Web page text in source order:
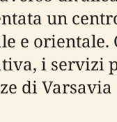
un
e orientale.
i servizi
di Varsavia